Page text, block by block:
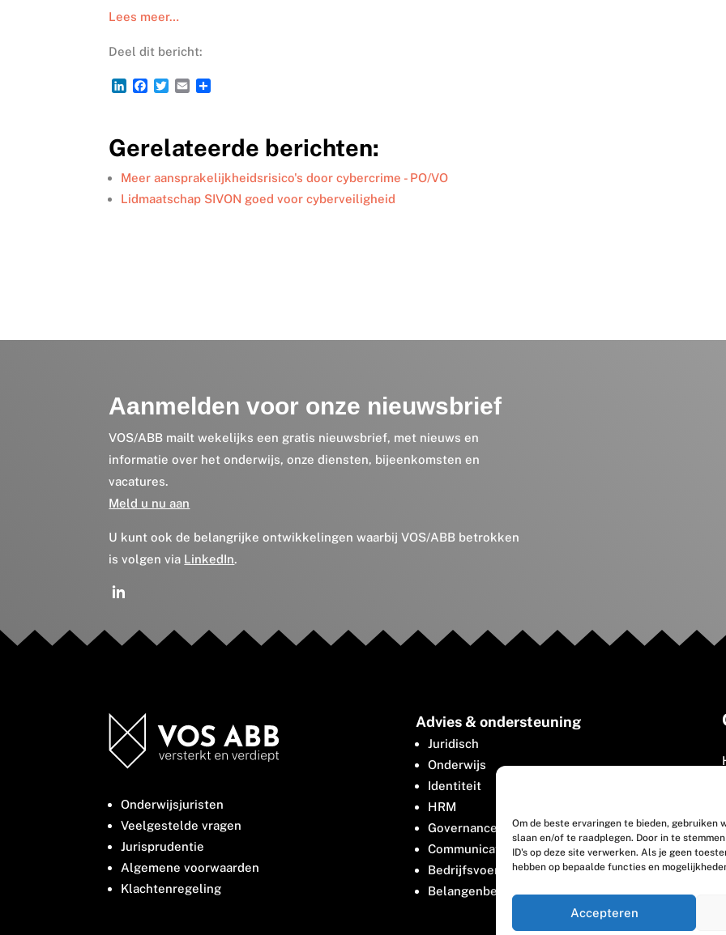
Om de beste ervaringen te bieden,
slaan en/of te raadplegen. Door in te
ID's op deze site verwerken. Als je geen
hebben op bepaalde functies en
Accepteren
Lees meer…
Deel dit bericht:
L
e
d
I
n
F
b
o
o
k
T
t
e
r
E
l
n
Gerelateerde berichten:
Meer aansprakelijkheidsrisico's door cybercrime - PO/VO
Lidmaatschap SIVON goed voor cyberveiligheid
Aanmelden voor onze nieuwsbrief
VOS/ABB mailt wekelijks een gratis nieuwsbrief, met nieuws en
informatie over het onderwijs, onze diensten, bijeenkomsten en
vacatures.
Meld u nu aan
U kunt ook de belangrijke ontwikkelingen waarbij VOS/ABB betrokken
is volgen via LinkedIn.
Onderwijsjuristen
Veelgestelde vragen
Jurisprudentie
Algemene voorwaarden
Klachtenregeling
Advies & ondersteuning
Juridisch
Onderwijs
Identiteit
HRM
Governance
Communicatie
Bedrijfsvoering
Belangenbehartiging